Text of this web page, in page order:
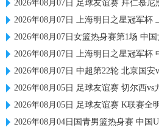
2026年08月07日 足球友谊赛 拜仁慕
2026年08月07日 上海明日之星冠军杯 上
2026年08月07日女篮热身赛第1场 中国
2026年08月07日 上海明日之星冠军杯 中国
2026年08月07日 中超第22轮 北京国
2026年08月05日 足球友谊赛 切尔西vs
2026年08月05日 足球友谊赛 K联赛全
2026年08月04日国青男篮热身赛 中国U18男篮 -